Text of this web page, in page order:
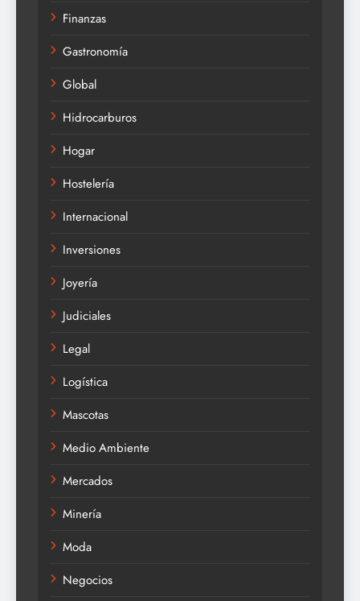
Finanzas
Gastronomía
Global
Hidrocarburos
Hogar
Hostelería
Internacional
Inversiones
Joyería
Judiciales
Legal
Logística
Mascotas
Medio Ambiente
Mercados
Minería
Moda
Negocios